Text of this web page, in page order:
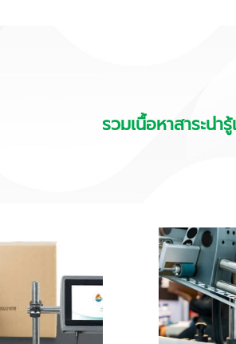
รวมเนื้อหาสาระน่